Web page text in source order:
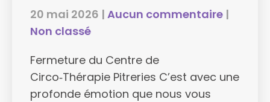
20 mai 2026 | Aucun commentaire |
Non classé
Fermeture du Centre de
Circo‑Thérapie Pitreries C’est avec une
profonde émotion que nous vous